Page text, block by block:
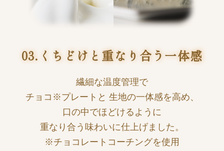
03.くちどけと重なり合う一体感
繊細な温度管理で
チョコ※プレートと 生地の一体感を高め、
口の中でほどけるように
重なり合う味わいに仕上げました。
※チョコレートコーチングを使用